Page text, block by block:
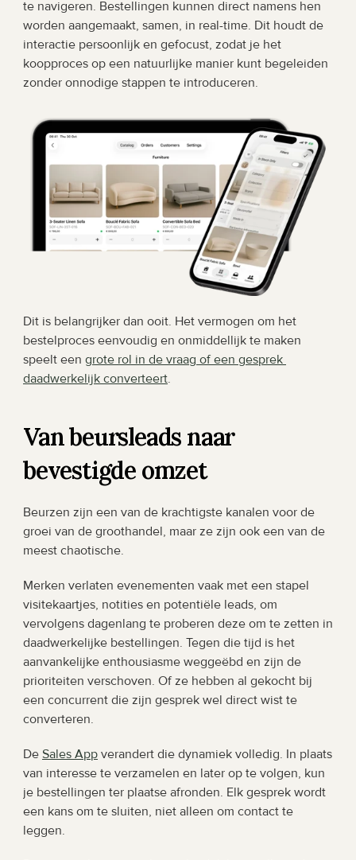
te navigeren. Bestellingen kunnen direct namens hen
worden aangemaakt, samen, in real-time. Dit houdt de
interactie persoonlijk en gefocust, zodat je het
koopproces op een natuurlijke manier kunt begeleiden
zonder onnodige stappen te introduceren.
Dit is belangrijker dan ooit. Het vermogen om het
bestelproces eenvoudig en onmiddellijk te maken
speelt een grote rol in de vraag of een gesprek
daadwerkelijk converteert.
Van beursleads naar
bevestigde omzet
Beurzen zijn een van de krachtigste kanalen voor de
groei van de groothandel, maar ze zijn ook een van de
meest chaotische.
Merken verlaten evenementen vaak met een stapel
visitekaartjes, notities en potentiële leads, om
vervolgens dagenlang te proberen deze om te zetten in
daadwerkelijke bestellingen. Tegen die tijd is het
aanvankelijke enthousiasme weggeëbd en zijn de
prioriteiten verschoven. Of ze hebben al gekocht bij
een concurrent die zijn gesprek wel direct wist te
converteren.
De Sales App verandert die dynamiek volledig. In plaats
van interesse te verzamelen en later op te volgen, kun
je bestellingen ter plaatse afronden. Elk gesprek wordt
een kans om te sluiten, niet alleen om contact te
leggen.